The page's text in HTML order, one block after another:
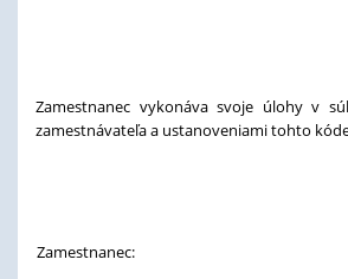
Zamestnanec vykonáva svoje úlohy v
zamestnávateľa a ustanoveniami tohto
Zamestnanec: